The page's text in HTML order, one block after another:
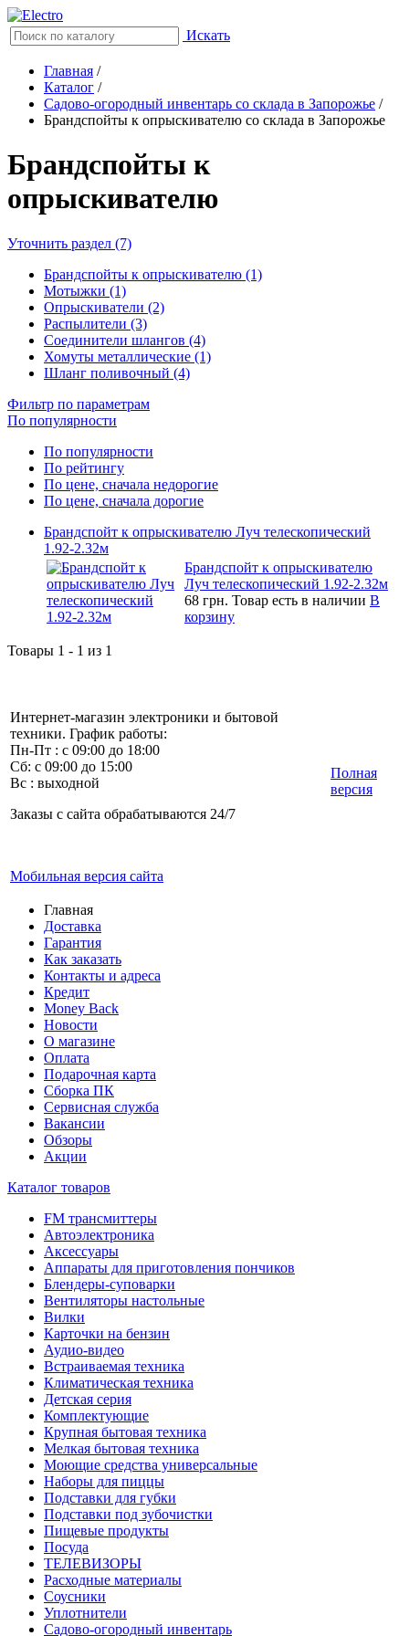
Искать
Главная /
Каталог /
Садово-огородный инвентарь со склада в Запорожье /
Брандспойты к опрыскивателю со склада в Запорожье
Брандспойты к
опрыскивателю
Уточнить раздел (7)
Брандспойты к опрыскивателю (1)
Мотыжки (1)
Опрыскиватели (2)
Распылители (3)
Соединители шлангов (4)
Хомуты металлические (1)
Шланг поливочный (4)
Фильтр по параметрам
По популярности
По популярности
По рейтингу
По цене, сначала недорогие
По цене, сначала дорогие
Брандспойт к опрыскивателю Луч телескопический
1.92-2.32м
Брандспойт к опрыскивателю
Луч телескопический 1.92-2.32м
68 грн. Товар есть в наличии В
корзину
Товары 1 - 1 из 1
Интернет-магазин электроники и бытовой
техники. График работы:
Пн-Пт : с 09:00 до 18:00
Сб: с 09:00 до 15:00
Вс : выходной
Заказы с сайта обрабатываются 24/7
Мобильная версия сайта
Полная
версия
Главная
Доставка
Гарантия
Как заказать
Контакты и адреса
Кредит
Money Back
Новости
О магазине
Оплата
Подарочная карта
Сборка ПК
Сервисная служба
Вакансии
Обзоры
Акции
Каталог товаров
FM трансмиттеры
Автоэлектроника
Аксессуары
Аппараты для приготовления пончиков
Блендеры-суповарки
Вентиляторы настольные
Вилки
Карточки на бензин
Аудио-видео
Встраиваемая техника
Климатическая техника
Детская серия
Комплектующие
Крупная бытовая техника
Мелкая бытовая техника
Моющие средства универсальные
Наборы для пиццы
Подставки для губки
Подставки под зубочистки
Пищевые продукты
Посуда
ТЕЛЕВИЗОРЫ
Расходные материалы
Соусники
Уплотнители
Садово-огородный инвентарь